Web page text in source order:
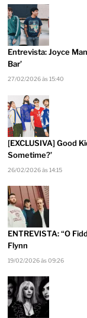
Entrevista: Joyce
Bar’
27/02/2026 às 15:40
[EXCLUSIVA] Good
Sometime?’
26/02/2026 às 14:15
ENTREVISTA: “O
Flynn
19/02/2026 às 09:26